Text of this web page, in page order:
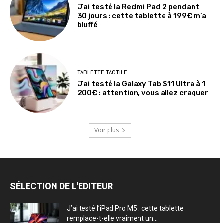
J’ai testé la Redmi Pad 2 pendant
30 jours : cette tablette à 199€ m’a
bluffé
TABLETTE TACTILE
J’ai testé la Galaxy Tab S11 Ultra à 1
200€ : attention, vous allez craquer
Voir plus
SÉLECTION DE L'EDITEUR
J’ai testé l’iPad Pro M5 : cette tablette
remplace-t-elle vraiment un...